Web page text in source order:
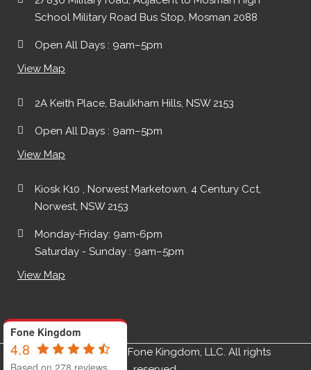
School Military Road Bus Stop, Mosman 2088
Open All Days : 9am–5pm
View Map
2A Keith Place, Baulkham Hills, NSW 2153
Open All Days : 9am–5pm
View Map
Kiosk K10 , Norwest Marketown, 4 Century Cct,
Norwest, NSW 2153
Monday-Friday: 9am-6pm
Saturday - Sunday : 9am–5pm
View Map
Copyright ©2019 Fone Kingdom, LLC. All rights
Fone Kingdom
4.8